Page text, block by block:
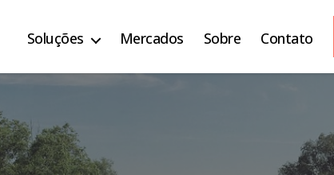
Soluções Mercados Sobre Contato